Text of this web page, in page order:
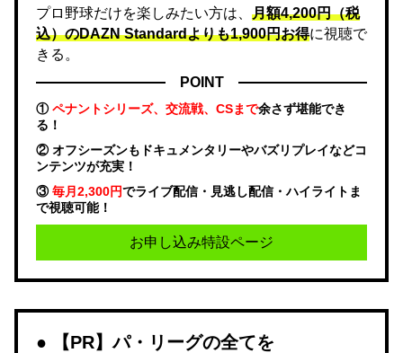
プロ野球だけを楽しみたい方は、 月額4,200円（税
込）のDAZN Standard​よりも1,900円お得に視聴で
きる。
POINT
①ペナントシリーズ、交流戦、CSまで余さず堪能でき
る！
② オフシーズンもドキュメンタリーやバズリプレイなどコ
ンテンツが充実！
③毎月2,300円でライブ配信・見逃し配信・ハイライトま
で視聴可能！
お申し込み特設ページ
【PR】パ・リーグの全てを